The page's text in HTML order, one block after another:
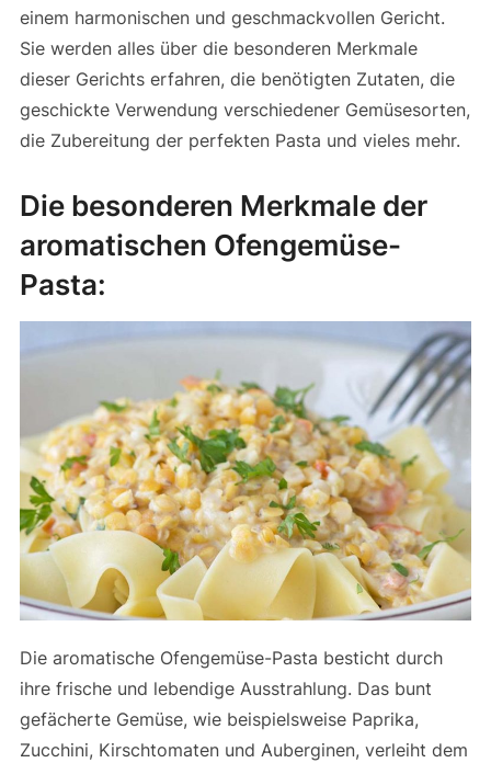
einem harmonischen und geschmackvollen Gericht.
Sie werden alles über die besonderen Merkmale
dieser Gerichts erfahren, die benötigten Zutaten, die
geschickte Verwendung verschiedener Gemüsesorten,
die Zubereitung der perfekten Pasta und vieles mehr.
Die besonderen Merkmale der
aromatischen Ofengemüse-
Pasta:
Die aromatische Ofengemüse-Pasta besticht durch
ihre frische und lebendige Ausstrahlung. Das bunt
gefächerte Gemüse, wie beispielsweise Paprika,
Zucchini, Kirschtomaten und Auberginen, verleiht dem